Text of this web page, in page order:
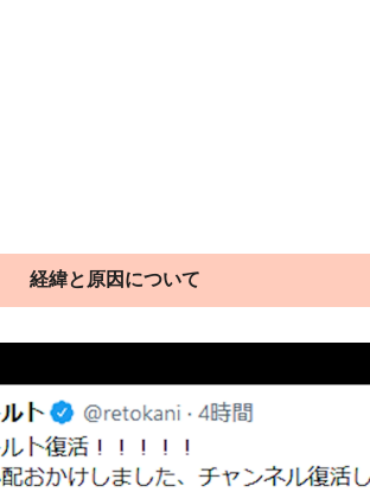
経緯と原因について